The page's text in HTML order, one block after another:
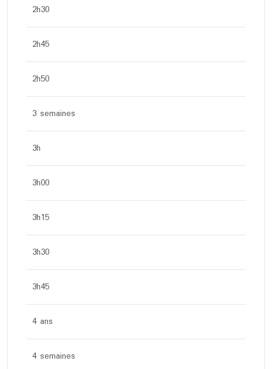
2h30
2h45
2h50
3 semaines
3h
3h00
3h15
3h30
3h45
4 ans
4 semaines